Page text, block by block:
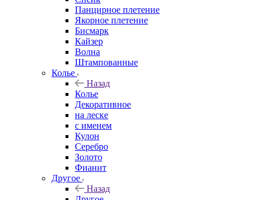
Панцирное плетение
Якорное плетение
Бисмарк
Кайзер
Волна
Штампованные
Колье
Назад
Колье
Декоративное
на леске
с именем
Кулон
Серебро
Золото
Фианит
Другое
Назад